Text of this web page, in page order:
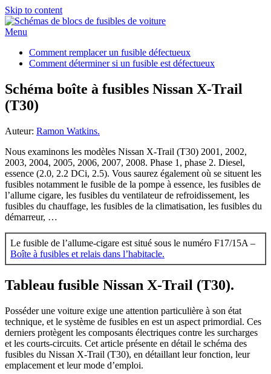
Skip to content
Menu
Comment remplacer un fusible défectueux
Comment déterminer si un fusible est défectueux
Schéma boîte à fusibles Nissan X-Trail
(T30)
Auteur: Ramon Watkins.
Nous examinons les modèles Nissan X-Trail (T30) 2001, 2002,
2003, 2004, 2005, 2006, 2007, 2008. Phase 1, phase 2. Diesel,
essence (2.0, 2.2 DCi, 2.5). Vous saurez également où se situent les
fusibles notamment le fusible de la pompe à essence, les fusibles de
l’allume cigare, les fusibles du ventilateur de refroidissement, les
fusibles du chauffage, les fusibles de la climatisation, les fusibles du
démarreur, …
Le fusible de l’allume-cigare est situé sous le numéro F17/15A –
Boîte à fusibles et relais dans l’habitacle.
Tableau fusible Nissan X-Trail (T30).
Posséder une voiture exige une attention particulière à son état
technique, et le système de fusibles en est un aspect primordial. Ces
derniers protègent les composants électriques contre les surcharges
et les courts-circuits. Cet article présente en détail le schéma des
fusibles du Nissan X-Trail (T30), en détaillant leur fonction, leur
emplacement et leur mode d’emploi.